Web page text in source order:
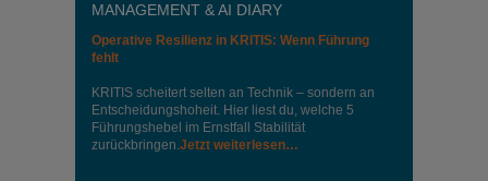
MANAGEMENT & AI DIARY
Operative Resilienz in KRITIS: Wenn Führung
fehlt
KRITIS scheitert selten an Technik – sondern an
Entscheidungshoheit. Hier liest du, welche 5
Führungshebel im Ernstfall Stabilität
zurückbringen.Jetzt weiterlesen…